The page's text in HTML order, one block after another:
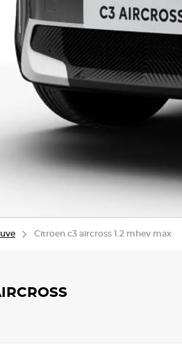
Citroen c3 aircross 1.2 mhev max